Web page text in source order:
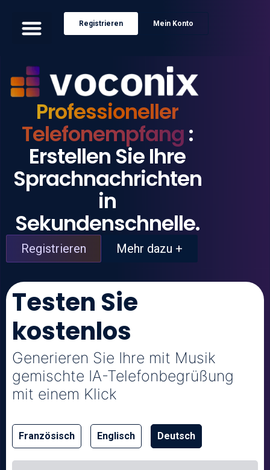
Registrieren Mein Konto
Professioneller
Telefonempfang:
Erstellen Sie Ihre
Sprachnachrichten
in
Sekundenschnelle.
Registrieren Mehr dazu +
Testen Sie
kostenlos
Generieren Sie Ihre mit Musik
gemischte IA-Telefonbegrüßung
mit einem Klick
Französisch Englisch Deutsch